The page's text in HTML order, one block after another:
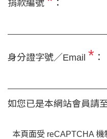
捐款編號 ：
身分證字號／Email * ：
如您已是本網站會員請
本頁面受 reCAPTCHA